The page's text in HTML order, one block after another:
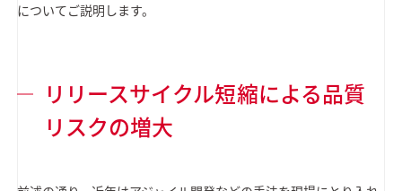
についてご説明します。
リリースサイクル短縮による品質
リスクの増大